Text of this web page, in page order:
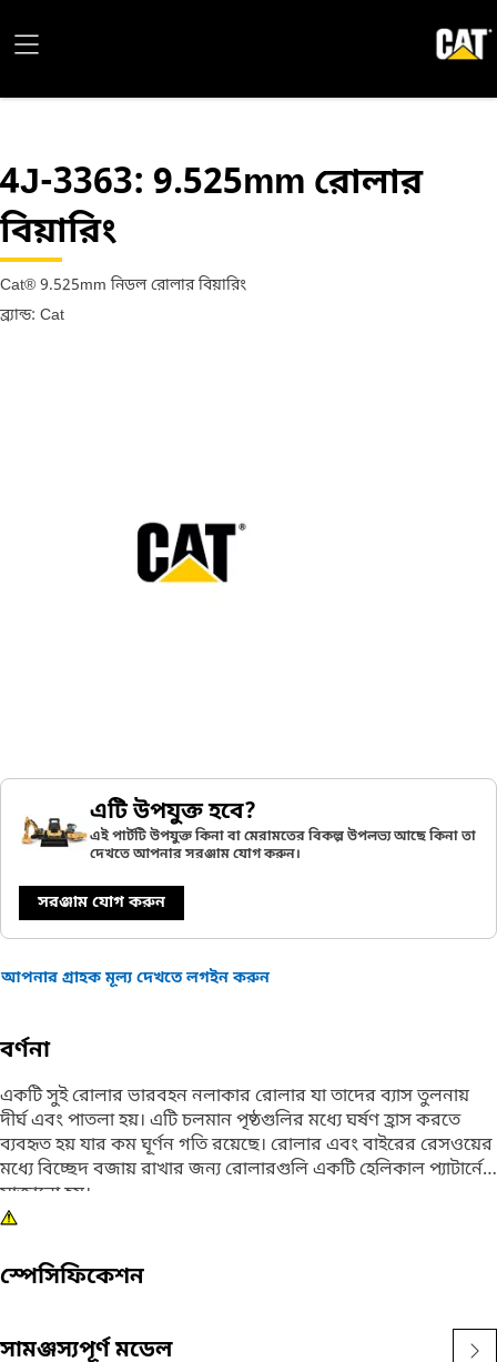
4J-3363: 9.525mm রোলার
বিয়ারিং
Cat® 9.525mm নিডল রোলার বিয়ারিং
ব্র্যান্ড: Cat
এটি উপযুক্ত হবে?
এই পার্টটি উপযুক্ত কিনা বা মেরামতের বিকল্প উপলভ্য আছে কিনা তা
দেখতে আপনার সরঞ্জাম যোগ করুন।
সরঞ্জাম যোগ করুন
আপনার গ্রাহক মূল্য দেখতে লগইন করুন
বর্ণনা
একটি সুই রোলার ভারবহন নলাকার রোলার যা তাদের ব্যাস তুলনায়
দীর্ঘ এবং পাতলা হয়। এটি চলমান পৃষ্ঠগুলির মধ্যে ঘর্ষণ হ্রাস করতে
ব্যবহৃত হয় যার কম ঘূর্ণন গতি রয়েছে। রোলার এবং বাইরের রেসওয়ের
মধ্যে বিচ্ছেদ বজায় রাখার জন্য রোলারগুলি একটি হেলিকাল প্যাটার্নে
সাজানো হয়।
· বেয়ারিং-এ অ্যাক্সিয়াল ক্লিয়ারেন্স স্ট্রেস কমাতে সাহায্য করে এবং
উচ্চ রেডিয়াল লোড পরিচালনা করতে পারেন।
স্পেসিফিকেশন
সামঞ্জস্যপূর্ণ মডেল